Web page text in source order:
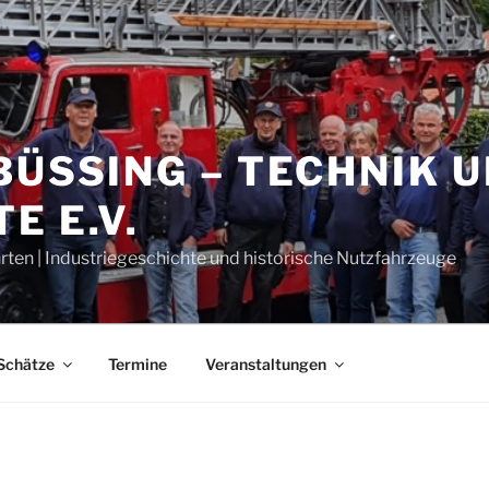
– TECHNIK
E.V.
| Industriegeschichte und historische Nutzfahrzeuge
Termine Veranstaltungen